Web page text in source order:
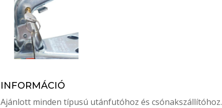
INFORMÁCIÓ
Ajánlott minden típusú utánfutóhoz és csónakszállítóhoz.